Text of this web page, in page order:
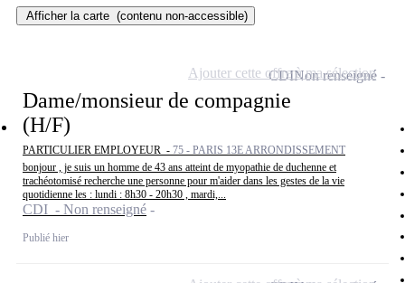
Afficher la carte (contenu non-accessible)
Dame/monsieur de compagnie
(H/F)
PARTICULIER EMPLOYEUR - 75 - PARIS 13E ARRONDISSEMENT
bonjour , je suis un homme de 43 ans atteint de myopathie de duchenne et
trachéotomisé recherche une personne pour m'aider dans les gestes de la vie
quotidienne les : lundi : 8h30 - 20h30 , mardi,...
CDI - Non renseigné
Publié hier
CDINon renseigné
Ajouter cette offre à ma sélection